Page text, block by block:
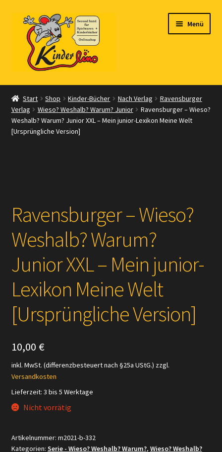
Navigation
springen
Zum
Inhalt
springen
Menü
Start
Vertrag widerrufen
Shop
Zahlungsarten
Versandarten
Kontakt
AGB
Widerrufsbelehrung
Datenschutzerklärung
Impressum
Start Shop Kinder-Bücher Nach Verlag
Ravensburger
Verlag
Wieso? Weshalb? Warum? Junior
Ravensburger – Wieso?
Weshalb? Warum? Junior XXL – Mein junior-Lexikon Meine Welt
[Ursprüngliche Version]
Ravensburger – Wieso?
Weshalb? Warum?
Junior XXL – Mein junior-
Lexikon Meine Welt
[Ursprüngliche Version]
10,00 €
inkl. MwSt. (differenzbesteuert nach §25a UStG.) zzgl.
Versandkosten
Lieferzeit: 3 bis 5 Werktage
Nicht vorrätig
Artikelnummer: m2021-b-332
Kategorien: Serie - Wieso? Weshalb? Warum?, Wieso? Weshalb?